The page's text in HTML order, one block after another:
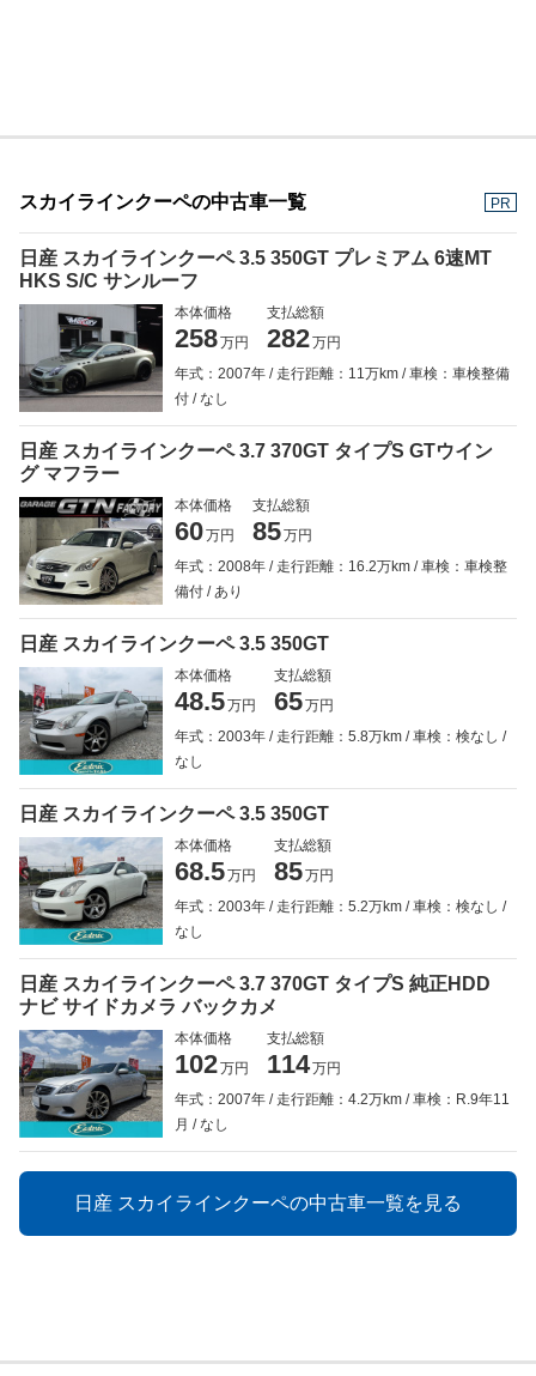
スカイラインクーペの中古車一覧 PR
日産 スカイラインクーペ 3.5 350GT プレミアム 6速MT
HKS S/C サンルーフ
本体価格
258万円
支払総額
282万円
年式：2007年
走行距離：11万km
車検：車検整備
付
なし
日産 スカイラインクーペ 3.7 370GT タイプS GTウイン
グ マフラー
本体価格
60万円
支払総額
85万円
年式：2008年
走行距離：16.2万km
車検：車検整
備付
あり
日産 スカイラインクーペ 3.5 350GT
本体価格
48.5万円
支払総額
65万円
年式：2003年
走行距離：5.8万km
車検：検なし
なし
日産 スカイラインクーペ 3.5 350GT
本体価格
68.5万円
支払総額
85万円
年式：2003年
走行距離：5.2万km
車検：検なし
なし
日産 スカイラインクーペ 3.7 370GT タイプS 純正HDD
ナビ サイドカメラ バックカメ
本体価格
102万円
支払総額
114万円
年式：2007年
走行距離：4.2万km
車検：R.9年11
月
なし
日産 スカイラインクーペの中古車一覧を見る